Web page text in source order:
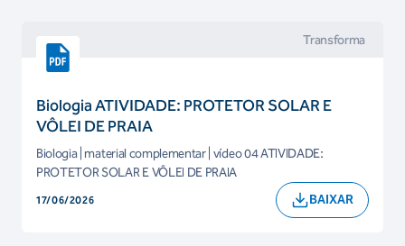
Transforma
Biologia ATIVIDADE: PROTETOR SOLAR E
VÔLEI DE PRAIA
Biologia | material complementar | vídeo 04 ATIVIDADE:
PROTETOR SOLAR E VÔLEI DE PRAIA
17/06/2026 BAIXAR